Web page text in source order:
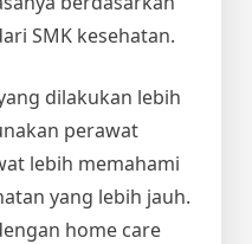
SMK kesehatan.
dilakukan lebih
perawat
lebih memahami
yang lebih jauh.
home care